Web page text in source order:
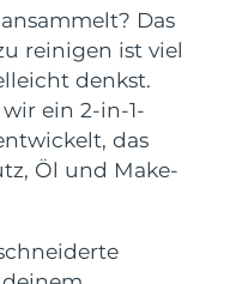
Das
reinigen ist viel
denkst.
ein 2-in-1-
das
Öl und Make-
massage
on-the-go
& lips
device
toothbrush
Behandlungen
Lieferung8/12/26
Lieferung 8/14/26
Lieferung8/9/26